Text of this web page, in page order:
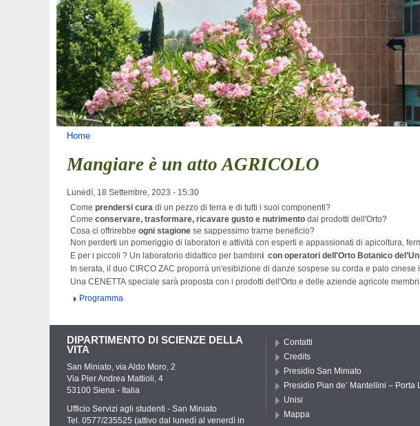
Tu sei qui
Home
Mangiare è un atto AGRICOLO
Lunedì, 18 Settembre, 2023 - 15:30
Come prendersi cura di un pezzo di terra e di tutti i suoi componenti?
Come conservare, trasformare, ricavare gusto e nutrimento dai prodotti dell'Orto?
Cosa ci offrirebbe ogni stagione se sappessimo trarne beneficio?
Non perderti un pomeriggio di laboratori e attività con esperti e appassionati di apicoltura,
E per i piccoli ? Un laboratorio didattico per bambini con operatori dell'Orto Botanico
In serata, il duo CIRCO ZAC proporrà un'esibizione di danze sospese su corda e palo
Una CENETTA speciale sarà proposta con i prodotti dell'Orto e delle aziende agricole
Programma
DIPARTIMENTO DI SCIENZE DELLA
VITA
San Miniato, via Aldo Moro, 2
Via Pier Andrea Mattioli, 4
53100 Siena - Italia
Ufficio Servizi agli studenti - San Miniato
Tel. 0577/235525 (attivo dal lunedì al venerdì in
Contatti
Credits
Presidio San Miniato
Presidio Pian de’ Mantellini – Porta
Unisi
Mappa